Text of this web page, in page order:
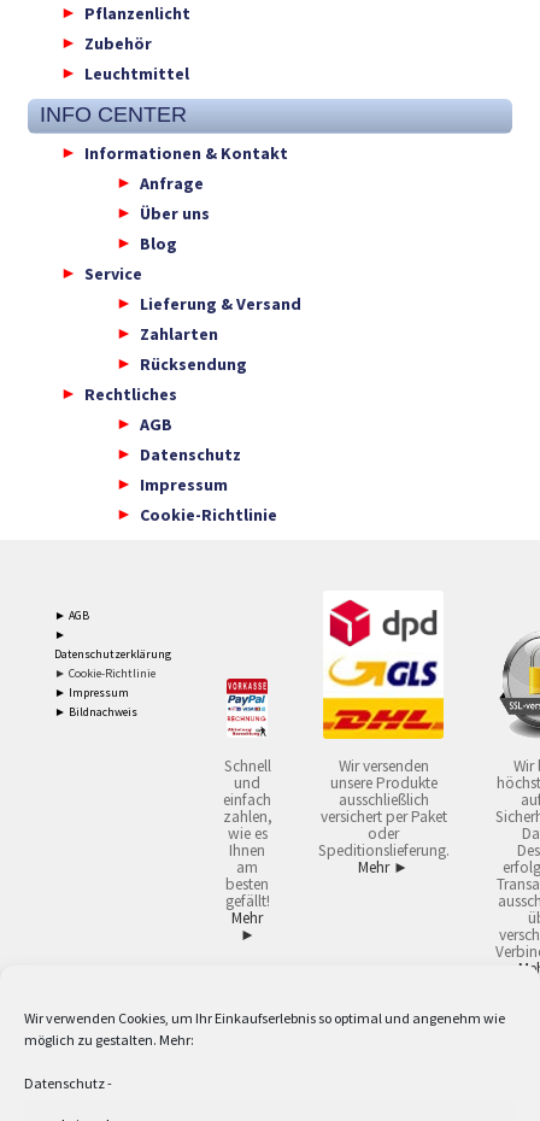
Wir verwenden Cookies, um Ihr Einkaufserlebnis so optimal und angenehm wie
möglich zu gestalten. Mehr:
Datenschutz-
Pflanzenlicht
Zubehör
Leuchtmittel
INFO CENTER
Informationen & Kontakt
Anfrage
Über uns
Blog
Service
Lieferung & Versand
Zahlarten
Rücksendung
Rechtliches
AGB
Datenschutz
Impressum
Cookie-Richtlinie
► AGB
►
Datenschutzerklärung
► Cookie-Richtlinie
► Impressum
► Bildnachweis
Schnell
und
einfach
zahlen,
wie es
Ihnen
am
besten
gefällt!
Mehr
►
Wir versenden
unsere Produkte
ausschließlich
versichert per Paket
oder
Speditionslieferung.
Mehr ►
Wir
2 Lieferzeiten gelten mit Express-24.
Versandkostenfrei ab 59,90 € Nettowarenwert. Inseln ausgenommen. Unsere